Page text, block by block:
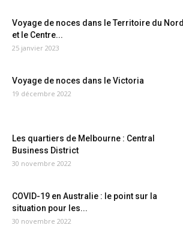
Voyage de noces dans le Territoire du Nord
et le Centre...
25 janvier 2023
Voyage de noces dans le Victoria
19 décembre 2022
Les quartiers de Melbourne : Central
Business District
30 novembre 2022
COVID-19 en Australie : le point sur la
situation pour les...
30 novembre 2022